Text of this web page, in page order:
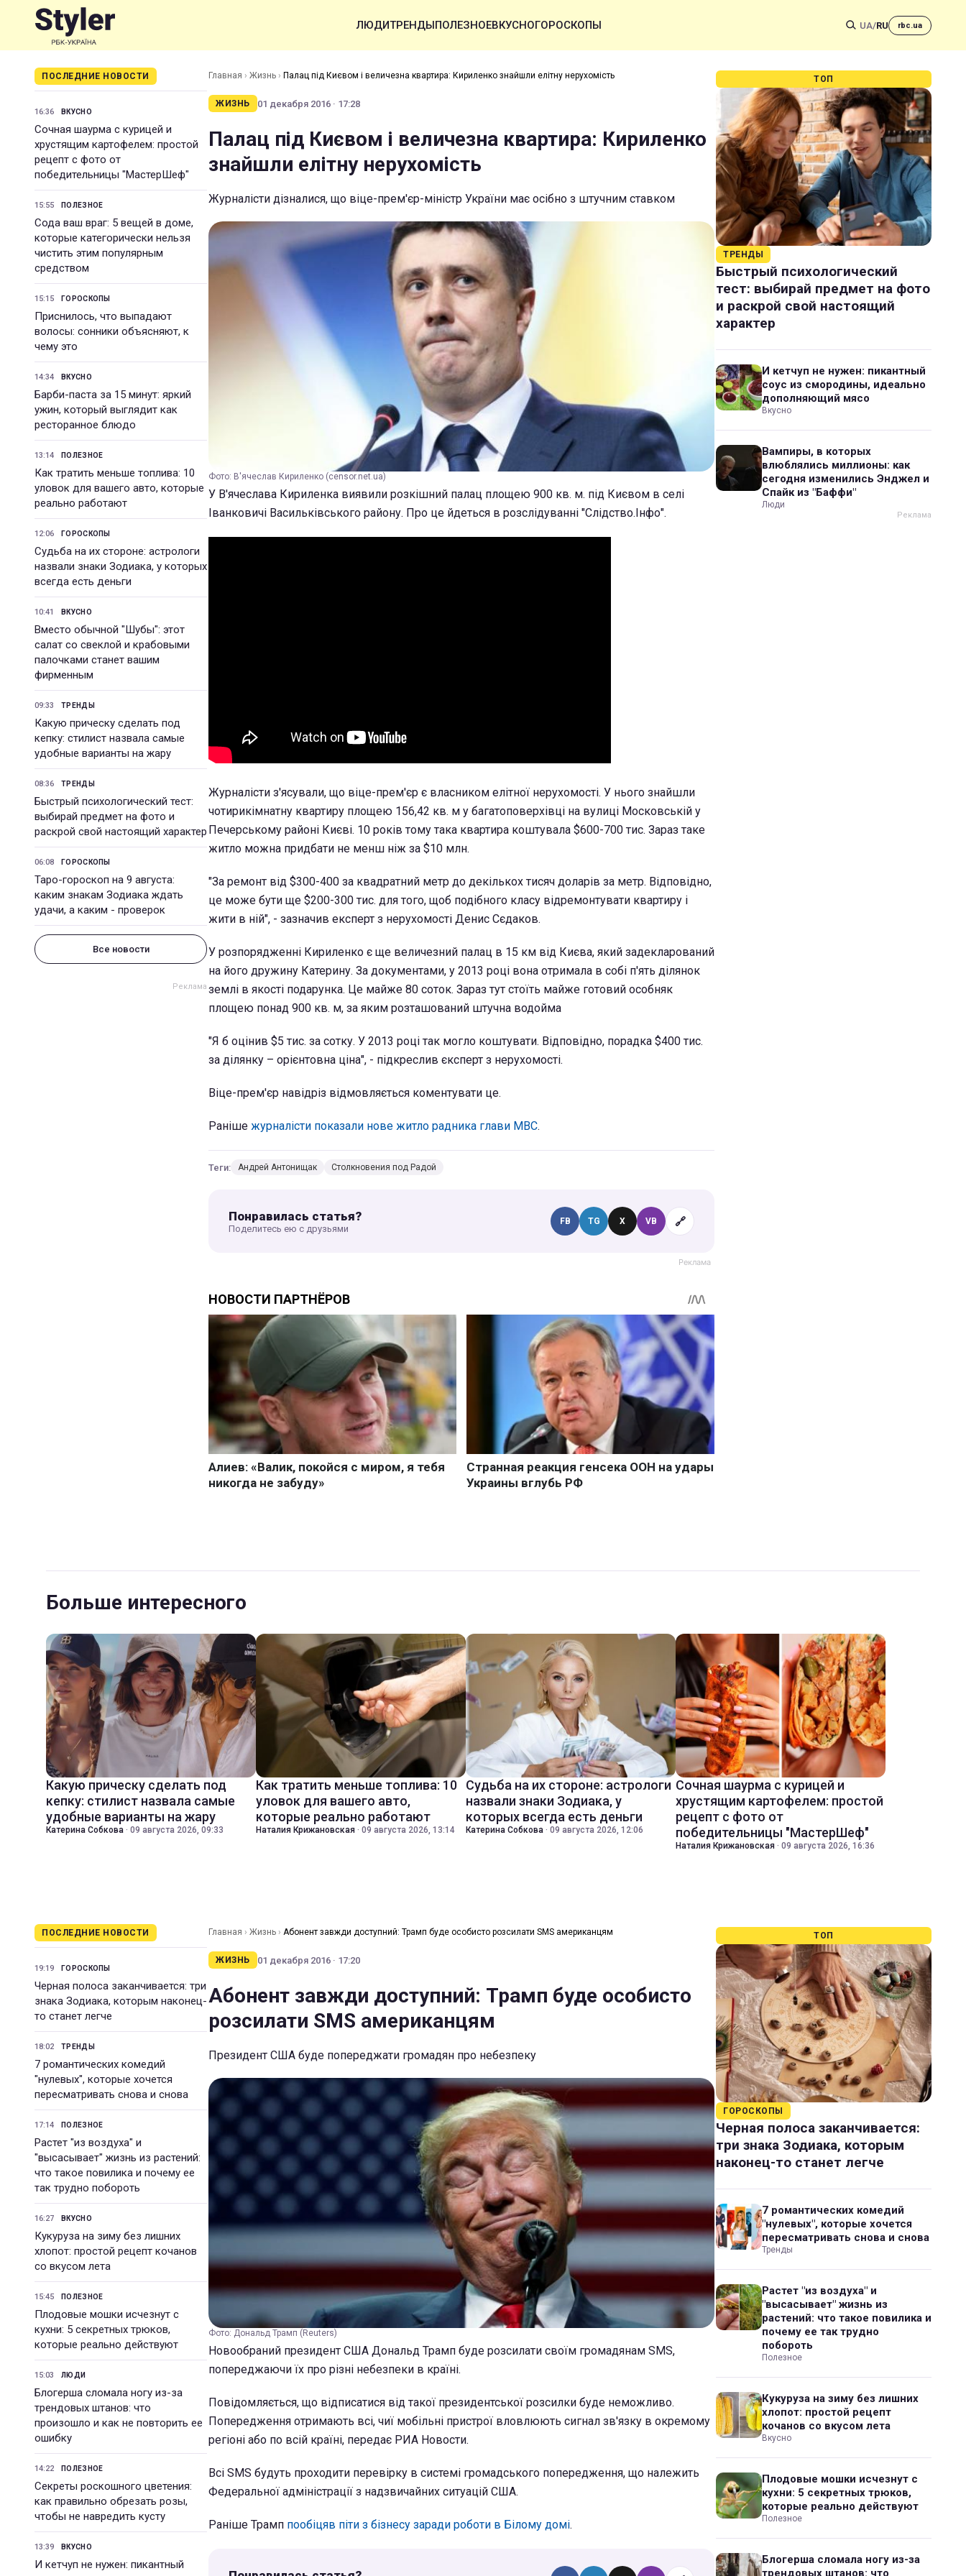
ЛЮДИТРЕНДЫПОЛЕЗНОЕВКУСНОГОРОСКОПЫ UA/RU rbc.ua
ПОСЛЕДНИЕ НОВОСТИ
16:36 ВКУСНО
Сочная шаурма с курицей и
хрустящим картофелем: простой
рецепт с фото от
победительницы "МастерШеф"
15:55 ПОЛЕЗНОЕ
Сода ваш враг: 5 вещей в доме,
которые категорически нельзя
чистить этим популярным
средством
15:15 ГОРОСКОПЫ
Приснилось, что выпадают
волосы: сонники объясняют, к
чему это
14:34 ВКУСНО
Барби-паста за 15 минут: яркий
ужин, который выглядит как
ресторанное блюдо
13:14 ПОЛЕЗНОЕ
Как тратить меньше топлива: 10
уловок для вашего авто, которые
реально работают
12:06 ГОРОСКОПЫ
Судьба на их стороне: астрологи
назвали знаки Зодиака, у которых
всегда есть деньги
10:41 ВКУСНО
Вместо обычной "Шубы": этот
салат со свеклой и крабовыми
палочками станет вашим
фирменным
09:33 ТРЕНДЫ
Какую прическу сделать под
кепку: стилист назвала самые
удобные варианты на жару
08:36 ТРЕНДЫ
Быстрый психологический тест:
выбирай предмет на фото и
раскрой свой настоящий характер
06:08 ГОРОСКОПЫ
Таро-гороскоп на 9 августа:
каким знакам Зодиака ждать
удачи, а каким - проверок
Все новости
Главная › Жизнь › Палац під Києвом і величезна квартира: Кириленко знайшли елітну нерухомість
ЖИЗНЬ 01 декабря 2016 · 17:28
Палац під Києвом і величезна квартира: Кириленко
знайшли елітну нерухомість
Журналісти дізналися, що віце-прем'єр-міністр України має осібно з штучним ставком
Фото: В'ячеслав Кириленко (censor.net.ua)
У В'ячеслава Кириленка виявили розкішний палац площею 900 кв. м. під Києвом в селі
Іванковичі Васильківського району. Про це йдеться в розслідуванні "Слідство.Інфо".
Журналісти з'ясували, що віце-прем'єр є власником елітної нерухомості. У нього знайшли
чотирикімнатну квартиру площею 156,42 кв. м у багатоповерхівці на вулиці Московській у
Печерському районі Києві. 10 років тому така квартира коштувала $600-700 тис. Зараз таке
житло можна придбати не менш ніж за $10 млн.
"За ремонт від $300-400 за квадратний метр до декількох тисяч доларів за метр. Відповідно,
це може бути ще $200-300 тис. для того, щоб подібного класу відремонтувати квартиру і
жити в ній", - зазначив експерт з нерухомості Денис Сєдаков.
У розпорядженні Кириленко є ще величезний палац в 15 км від Києва, який задекларований
на його дружину Катерину. За документами, у 2013 році вона отримала в собі п'ять ділянок
землі в якості подарунка. Це майже 80 соток. Зараз тут стоїть майже готовий особняк
площею понад 900 кв. м, за яким розташований штучна водойма
"Я б оцінив $5 тис. за сотку. У 2013 році так могло коштувати. Відповідно, порадка $400 тис.
за ділянку – орієнтовна ціна", - підкреслив єксперт з нерухомості.
Віце-прем'єр навідріз відмовляється коментувати це.
Раніше журналісти показали нове житло радника глави МВС.
Теги: Андрей Антонищак Столкновения под Радой
Понравилась статья?
Поделитесь ею с друзьями
FB TG X VB 🔗
ТОП
ТРЕНДЫ
Быстрый психологический
тест: выбирай предмет на фото
и раскрой свой настоящий
характер
И кетчуп не нужен: пикантный
соус из смородины, идеально
дополняющий мясо
Вкусно
Вампиры, в которых
влюблялись миллионы: как
сегодня изменились Энджел и
Спайк из "Баффи"
Люди
Больше интересного
Какую прическу сделать под
кепку: стилист назвала самые
удобные варианты на жару
Катерина Собкова · 09 августа 2026, 09:33
Как тратить меньше топлива: 10
уловок для вашего авто,
которые реально работают
Наталия Крижановская · 09 августа 2026, 13:14
Судьба на их стороне: астрологи
назвали знаки Зодиака, у
которых всегда есть деньги
Катерина Собкова · 09 августа 2026, 12:06
Сочная шаурма с курицей и
хрустящим картофелем: простой
рецепт с фото от
победительницы "МастерШеф"
Наталия Крижановская · 09 августа 2026, 16:36
ПОСЛЕДНИЕ НОВОСТИ
19:19 ГОРОСКОПЫ
Черная полоса заканчивается: три
знака Зодиака, которым наконец-
то станет легче
18:02 ТРЕНДЫ
7 романтических комедий
"нулевых", которые хочется
пересматривать снова и снова
17:14 ПОЛЕЗНОЕ
Растет "из воздуха" и
"высасывает" жизнь из растений:
что такое повилика и почему ее
так трудно побороть
16:27 ВКУСНО
Кукуруза на зиму без лишних
хлопот: простой рецепт кочанов
со вкусом лета
15:45 ПОЛЕЗНОЕ
Плодовые мошки исчезнут с
кухни: 5 секретных трюков,
которые реально действуют
15:03 ЛЮДИ
Блогерша сломала ногу из-за
трендовых штанов: что
произошло и как не повторить ее
ошибку
14:22 ПОЛЕЗНОЕ
Секреты роскошного цветения:
как правильно обрезать розы,
чтобы не навредить кусту
13:39 ВКУСНО
И кетчуп не нужен: пикантный
Главная › Жизнь › Абонент завжди доступний: Трамп буде особисто розсилати SMS американцям
ЖИЗНЬ 01 декабря 2016 · 17:20
Абонент завжди доступний: Трамп буде особисто
розсилати SMS американцям
Президент США буде попереджати громадян про небезпеку
Фото: Дональд Трамп (Reuters)
Новообраний президент США Дональд Трамп буде розсилати своїм громадянам SMS,
попереджаючи їх про різні небезпеки в країні.
Повідомляється, що відписатися від такої президентської розсилки буде неможливо.
Попередження отримають всі, чиї мобільні пристрої вловлюють сигнал зв'язку в окремому
регіоні або по всій країні, передає РИА Новости.
Всі SMS будуть проходити перевірку в системі громадського попередження, що належить
Федеральної адміністрації з надзвичайних ситуацій США.
Раніше Трамп пообіцяв піти з бізнесу заради роботи в Білому домі.
ТОП
ГОРОСКОПЫ
Черная полоса заканчивается:
три знака Зодиака, которым
наконец-то станет легче
7 романтических комедий
"нулевых", которые хочется
пересматривать снова и снова
Тренды
Растет "из воздуха" и
"высасывает" жизнь из
растений: что такое повилика и
почему ее так трудно
побороть
Полезное
Кукуруза на зиму без лишних
хлопот: простой рецепт
кочанов со вкусом лета
Вкусно
Плодовые мошки исчезнут с
кухни: 5 секретных трюков,
которые реально действуют
Полезное
Блогерша сломала ногу из-за
трендовых штанов: что